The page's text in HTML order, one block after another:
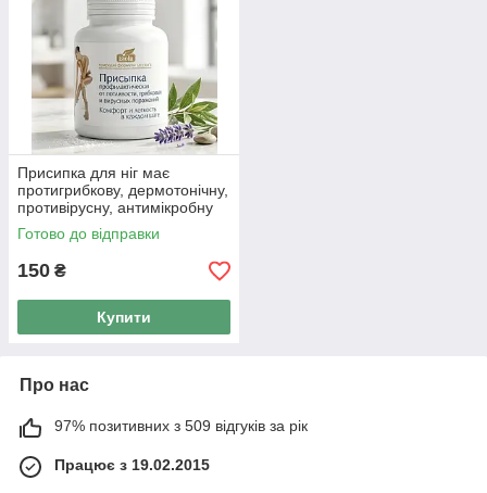
Присипка для ніг має
протигрибкову, дермотонічну,
противірусну, антимікробну
100 г.
Готово до відправки
150 ₴
Купити
Про нас
97% позитивних з 509 відгуків за рік
Працює з 19.02.2015